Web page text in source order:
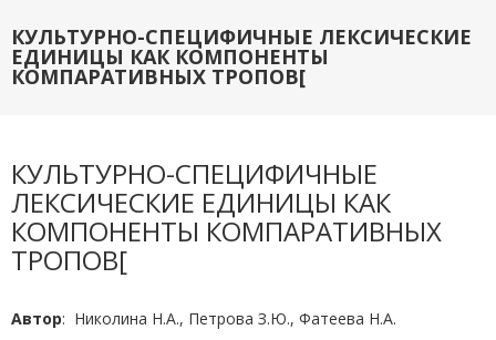
КУЛЬТУРНО-СПЕЦИФИЧНЫЕ ЛЕКСИЧЕСКИЕ
ЕДИНИЦЫ КАК КОМПОНЕНТЫ
КОМПАРАТИВНЫХ ТРОПОВ[
КУЛЬТУРНО-СПЕЦИФИЧНЫЕ
ЛЕКСИЧЕСКИЕ ЕДИНИЦЫ КАК
КОМПОНЕНТЫ КОМПАРАТИВНЫХ
ТРОПОВ[
Автор: Николина Н.А., Петрова З.Ю., Фатеева Н.А.